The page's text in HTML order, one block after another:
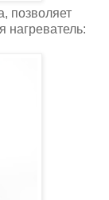
позволяет
нагреватель: